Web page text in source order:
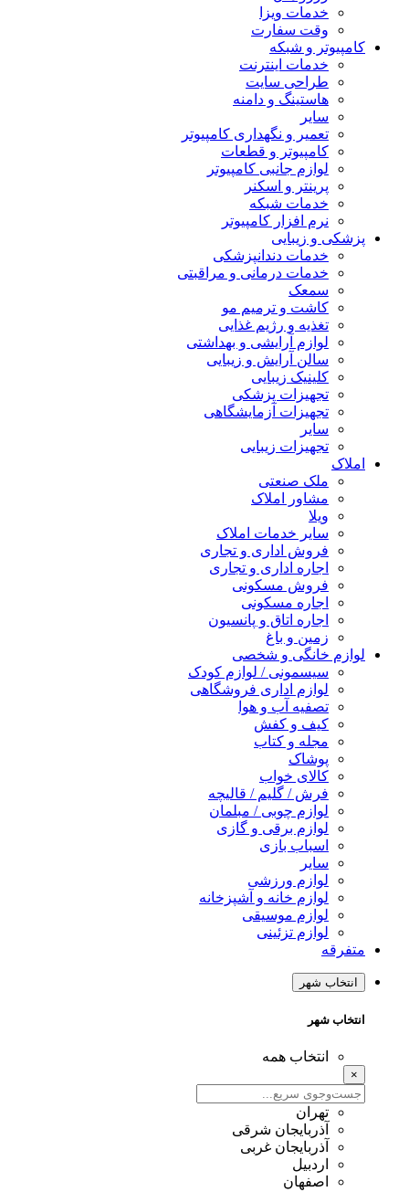
خدمات ویزا
وقت سفارت
کامپیوتر و شبکه
خدمات اینترنت
طراحی سایت
هاستینگ و دامنه
سایر
تعمیر و نگهداری کامپیوتر
کامپیوتر و قطعات
لوازم جانبی کامپیوتر
پرینتر و اسکنر
خدمات شبکه
نرم افزار کامپیوتر
پزشکی و زیبایی
خدمات دندانپزشکی
خدمات درمانی و مراقبتی
سمعک
کاشت و ترمیم مو
تغذیه و رژیم غذایی
لوازم آرایشی و بهداشتی
سالن آرایش و زیبایی
کلینیک زیبایی
تجهیزات پزشکی
تجهیزات آزمایشگاهی
سایر
تجهیزات زیبایی
املاک
ملک صنعتی
مشاور املاک
ویلا
سایر خدمات املاک
فروش اداری و تجاری
اجاره اداری و تجاری
فروش مسکونی
اجاره مسکونی
اجاره اتاق و پانسیون
زمین و باغ
لوازم خانگی و شخصی
سیسمونی / لوازم کودک
لوازم اداری فروشگاهی
تصفیه آب و هوا
کیف و کفش
مجله و کتاب
پوشاک
کالای خواب
فرش / گلیم / قالیچه
لوازم چوبی / مبلمان
لوازم برقی و گازی
اسباب بازی
سایر
لوازم ورزشی
لوازم خانه و آشپزخانه
لوازم موسیقی
لوازم تزئینی
متفرقه
انتخاب شهر
انتخاب شهر
انتخاب همه
×
تهران
آذربایجان شرقی
آذربایجان غربی
اردبیل
اصفهان